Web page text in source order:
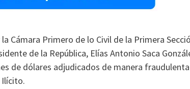
Cámara Primero de lo Civil de la Primera
de la República, Elías Antonio Saca
de dólares adjudicados de manera
Ilícito.